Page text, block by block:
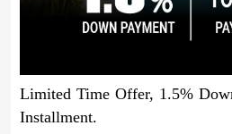
Limited Time Offer, 1.5%
Installment.